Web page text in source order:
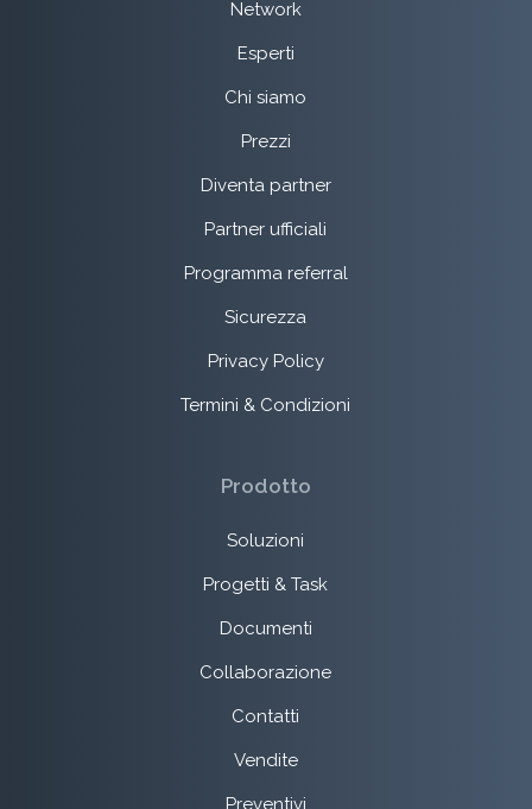
Network
Esperti
Chi siamo
Prezzi
Diventa partner
Partner ufficiali
Programma referral
Sicurezza
Privacy Policy
Termini & Condizioni
Prodotto
Soluzioni
Progetti & Task
Documenti
Collaborazione
Contatti
Vendite
Preventivi